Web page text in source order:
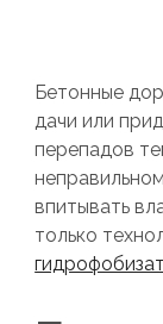
Бетонные
дачи или
перепадов
впитывать
только